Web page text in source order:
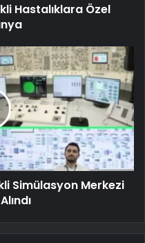
Hastalıklara Özel
Simülasyon Merkezi